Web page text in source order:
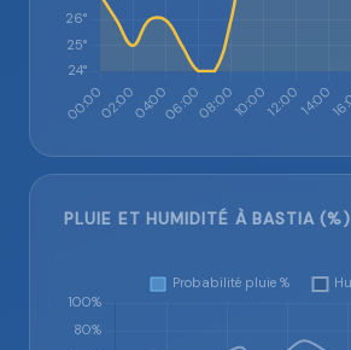
PLUIE ET HUMIDITÉ À BASTIA (%)